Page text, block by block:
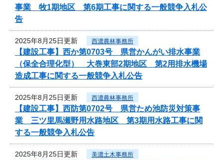
事業 牧1期地区 第6期工事に関する一般競争入札公
告
2025年8月25日更新 西濃農林事務所
【建設工事】西か第0703号 県営かんがい排水事業
（保全合理化型） 大巻東部2期地区 第2用排水機場
造成工事に関する一般競争入札公告
2025年8月25日更新 西濃農林事務所
【建設工事】西防第0702号 県営ため池防災対策事
業 三ツ里馬瀬野用水路地区 第3期用水路工事に関
する一般競争入札公告
2025年8月25日更新 美濃土木事務所